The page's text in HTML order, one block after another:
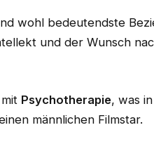
wohl bedeutendste
und der Wunsch
Psychotherapie, was
männlichen Filmstar.